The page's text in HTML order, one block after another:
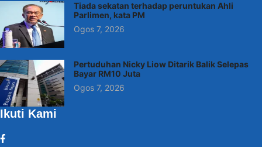
Tiada sekatan terhadap peruntukan Ahli
Parlimen, kata PM
Ogos 7, 2026
Pertuduhan Nicky Liow Ditarik Balik Selepas
Bayar RM10 Juta
Ogos 7, 2026
Ikuti Kami